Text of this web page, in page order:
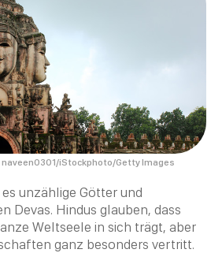
naveen0301/iStockphoto/Getty Images
unzählige Götter und
Devas. Hindus glauben, dass
Weltseele in sich trägt, aber
ganz besonders vertritt.